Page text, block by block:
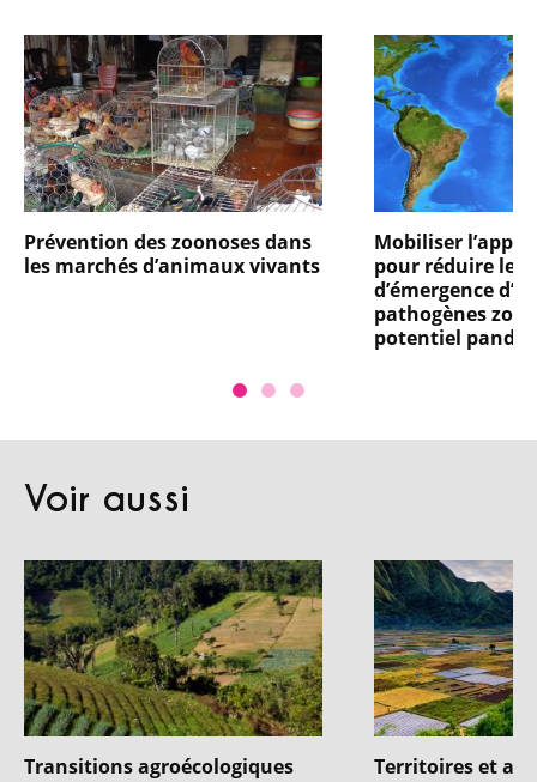
Prévention des zoonoses dans
les marchés d’animaux vivants
Mobiliser
pour réduire les
d’émergence
pathogènes
potentiel
Voir aussi
Transitions agroécologiques
Territoires et